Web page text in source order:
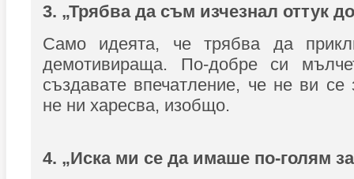
3. „Трябва да съм изчезнал оттук
Само идеята, че трябва да
демотивираща. По-добре си
създавате впечатление, че не ви се
не ни харесва, изобщо.
4. „Иска ми се да имаше по-голям